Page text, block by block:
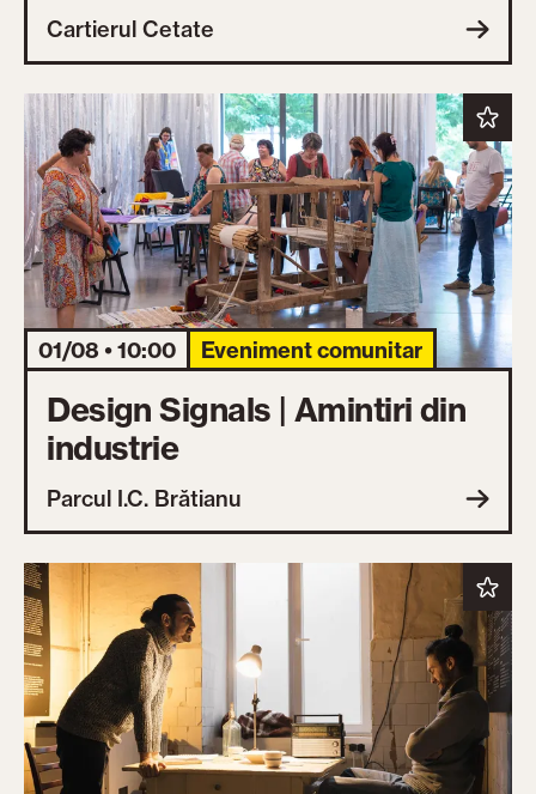
Cartierul Cetate
01/08 • 10:00 Eveniment comunitar
Design Signals | Amintiri din
industrie
Parcul I.C. Brătianu